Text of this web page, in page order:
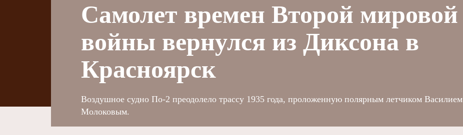
Самолет времен Второй мировой
войны вернулся из Диксона в
Красноярск
Воздушное судно По-2 преодолело трассу 1935 года, проложенную полярным летчиком Василием
Молоковым.